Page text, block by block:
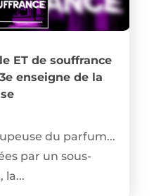
ET de souffrance
enseigne de la
du parfum...
par un sous-
la...